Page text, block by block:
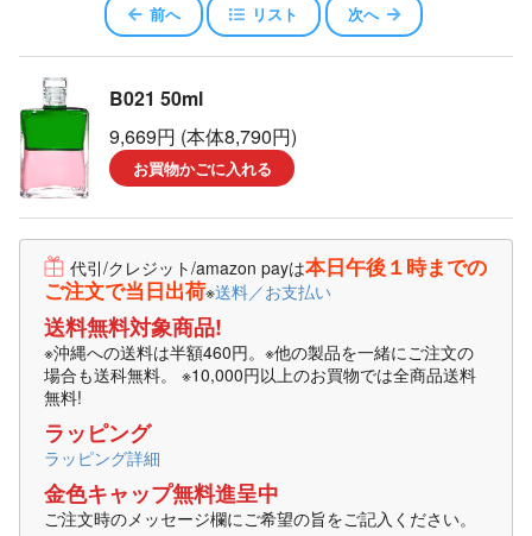
前へ リスト 次へ
B021 50ml
9,669円 (本体8,790円)
お買物かごに入れる
代引/クレジット/amazon payは本日午後１時までの
ご注文で当日出荷※送料／お支払い
送料無料対象商品!
※沖縄への送料は半額460円。※他の製品を一緒にご注文の
場合も送科無料。 ※10,000円以上のお買物では全商品送料
無料!
ラッピング
ラッピング詳細
金色キャップ無料進呈中
ご注文時のメッセージ欄にご希望の旨をご記入ください。